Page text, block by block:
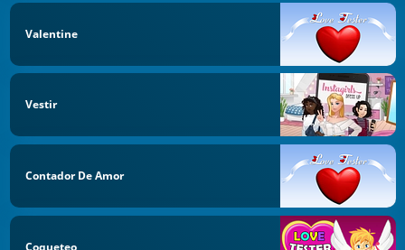
Valentine
Vestir
Contador De Amor
Coqueteo